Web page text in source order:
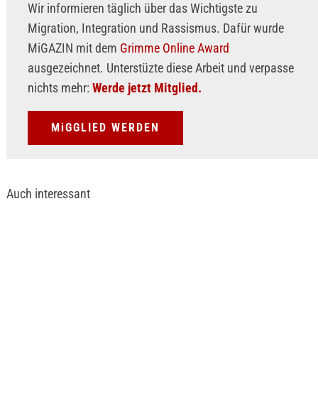
Wir informieren täglich über das Wichtigste zu
Migration, Integration und Rassismus. Dafür wurde
MiGAZIN mit dem Grimme Online Award
ausgezeichnet. Unterstüzte diese Arbeit und verpasse
nichts mehr: Werde jetzt Mitglied.
MiGGLIED WERDEN
Auch interessant